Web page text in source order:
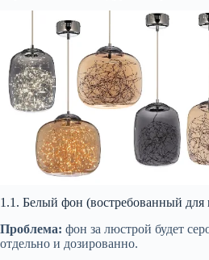
1.1. Белый фон (востребованный для
Проблема: фон за люстрой будет
отдельно и дозированно.